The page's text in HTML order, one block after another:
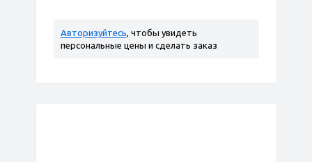
Авторизуйтесь, чтобы увидеть
персональные цены и сделать заказ